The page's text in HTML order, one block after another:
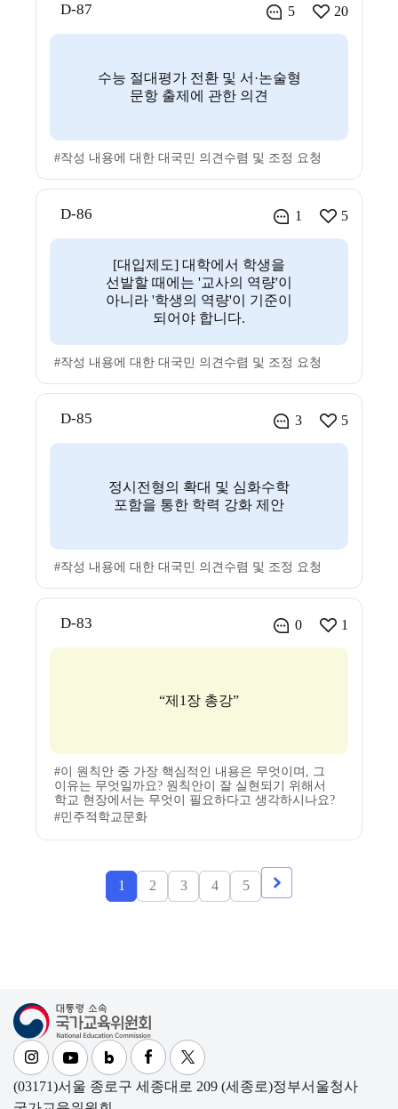
D-87 5 20
수능 절대평가 전환 및 서·논술형
문항 출제에 관한 의견
#작성 내용에 대한 대국민 의견수렴 및 조정 요청
D-86 1 5
[대입제도] 대학에서 학생을
선발할 때에는 '교사의 역량'이
아니라 '학생의 역량'이 기준이
되어야 합니다.
#작성 내용에 대한 대국민 의견수렴 및 조정 요청
D-85 3 5
정시전형의 확대 및 심화수학
포함을 통한 학력 강화 제안
#작성 내용에 대한 대국민 의견수렴 및 조정 요청
D-83 0 1
“제1장 총강”
#이 원칙안 중 가장 핵심적인 내용은 무엇이며, 그
이유는 무엇일까요? 원칙안이 잘 실현되기 위해서
학교 현장에서는 무엇이 필요하다고 생각하시나요?
#민주적학교문화
1 2 3 4 5
다음
대통령소속 국가교육위원회
(03171)서울 종로구 세종대로 209 (세종로)정부서울청사